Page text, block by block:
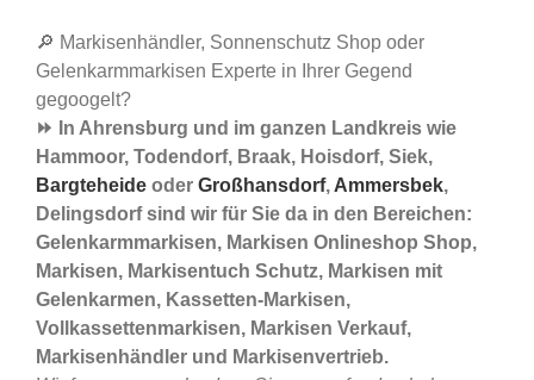
🔎 Markisenhändler, Sonnenschutz Shop oder
Gelenkarmmarkisen Experte in Ihrer Gegend
gegoogelt?
⏩ In Ahrensburg und im ganzen Landkreis wie
Hammoor, Todendorf, Braak, Hoisdorf, Siek,
Bargteheide oder Großhansdorf, Ammersbek,
Delingsdorf sind wir für Sie da in den Bereichen:
Gelenkarmmarkisen, Markisen Onlineshop Shop,
Markisen, Markisentuch Schutz, Markisen mit
Gelenkarmen, Kassetten-Markisen,
Vollkassettenmarkisen, Markisen Verkauf,
Markisenhändler und Markisenvertrieb.